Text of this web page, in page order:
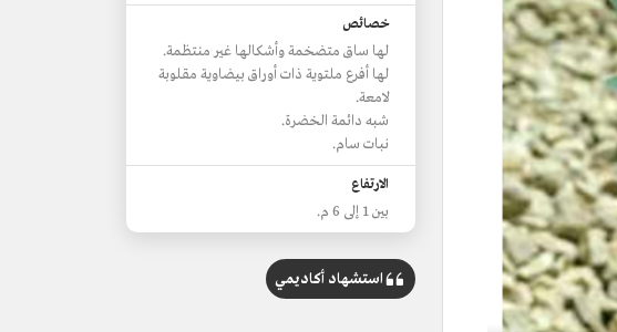
خصائص
لها ساق متضخمة وأشكالها غير منتظمة.
لها أفرع ملتوية ذات أوراق بيضاوية مقلوبة
لامعة.
شبه دائمة الخضرة.
نبات سام.
الارتفاع
بين 1 إلى 6 م.
استشهاد أكاديمي